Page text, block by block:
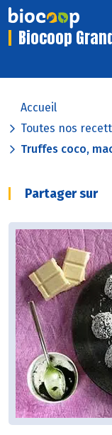
Biocoop
Accueil
Toutes nos
Truffes coco,
Partager sur